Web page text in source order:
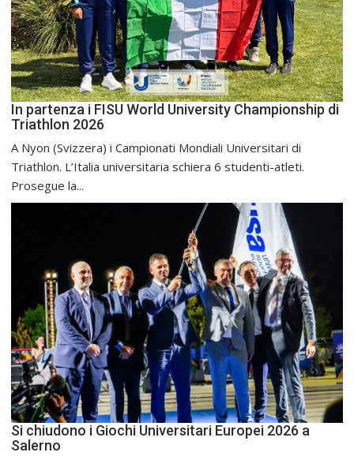
In partenza i FISU World University Championship di
Triathlon 2026
A Nyon (Svizzera) i Campionati Mondiali Universitari di
Triathlon. L’Italia universitaria schiera 6 studenti-atleti.
Prosegue la...
Si chiudono i Giochi Universitari Europei 2026 a
Salerno